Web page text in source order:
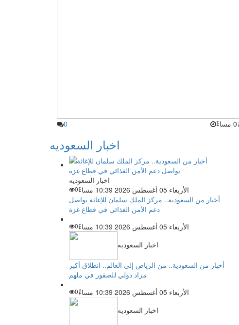
0
اخبار السعوديه
اخبار السعوديه
الأربعاء 05 أغسطس 2026 10:39 مساءً
0
أخبار من السعودية.. مركز الملك سلمان للإغاثة يواصل
دعم الأمن الغذائي في قطاع غزة
الأربعاء 05 أغسطس 2026 10:39 مساءً
0
اخبار السعوديه
أخبار من السعودية.. من الرياض إلى العالم.. انطلاق أكبر
مزاد دولي للصقور في ملهم
الأربعاء 05 أغسطس 2026 10:39 مساءً
0
اخبار السعوديه